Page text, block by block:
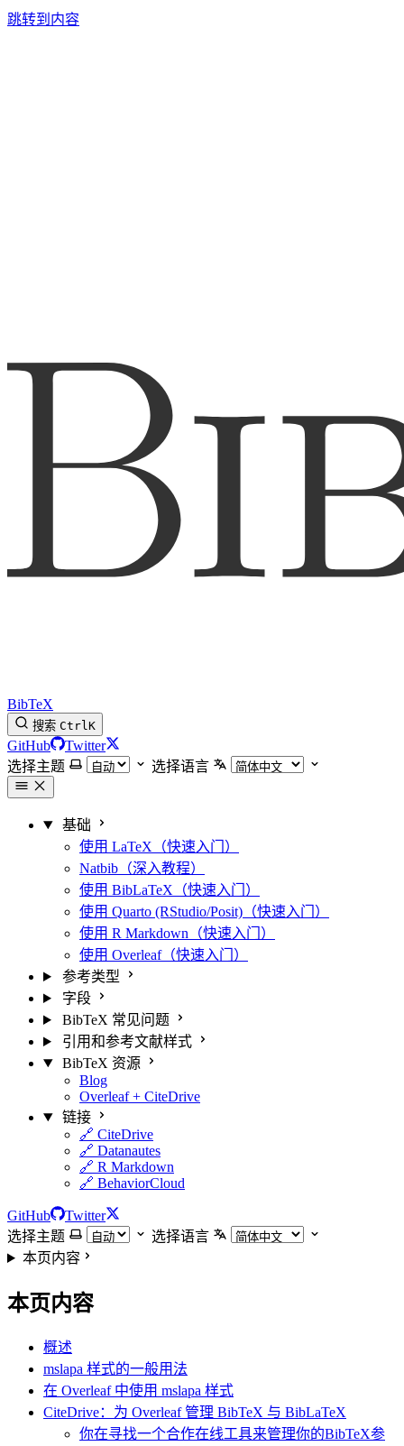
跳转到内容
BibTeX
搜索 CtrlK
GitHub
Twitter
选择主题
选择语言
基础
使用 LaTeX（快速入门）
Natbib（深入教程）
使用 BibLaTeX（快速入门）
使用 Quarto (RStudio/Posit)（快速入门）
使用 R Markdown（快速入门）
使用 Overleaf（快速入门）
参考类型
字段
BibTeX 常见问题
引用和参考文献样式
BibTeX 资源
Blog
Overleaf + CiteDrive
链接
🔗 CiteDrive
🔗 Datanautes
🔗 R Markdown
🔗 BehaviorCloud
GitHub
Twitter
选择主题
选择语言
本页内容
本页内容
概述
mslapa 样式的一般用法
在 Overleaf 中使用 mslapa 样式
CiteDrive：为 Overleaf 管理 BibTeX 与 BibLaTeX
你在寻找一个合作在线工具来管理你的BibTeX参